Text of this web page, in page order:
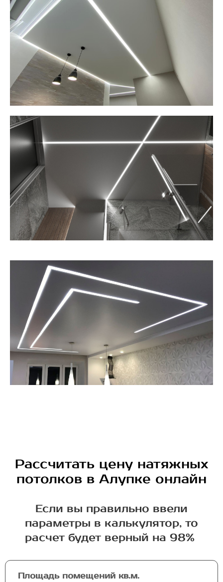
Рассчитать цену натяжных
потолков в Алупке онлайн
Если вы правильно ввели
параметры в калькулятор, то
расчет будет верный на 98%
Площадь помещений кв.м.